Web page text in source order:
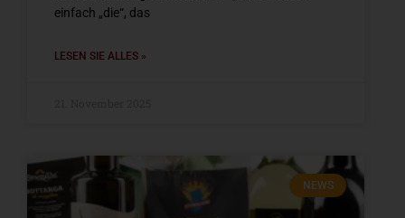
einfach „die“, das
LESEN SIE ALLES »
NEWS